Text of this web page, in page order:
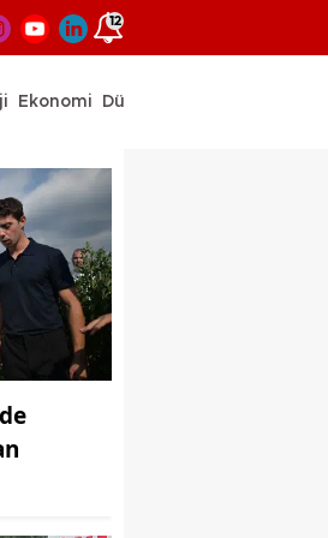
12
Ekonomi Dünya